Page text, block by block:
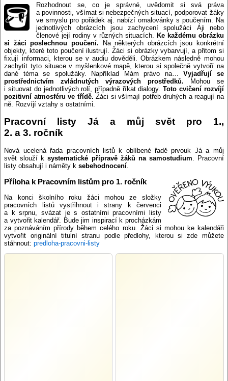
Rozhodnout se, co je správné, uvědomit si svá práva
a povinnosti, všímat si nebezpečných situací, podporovat žáky
ve smyslu pro pořádek aj. nabízí omalovánky s poučením. Na
jednotlivých obrázcích jsou zachycení spolužáci Áji nebo
členové její rodiny v různých situacích.
Ke každému obrázku
si žáci poslechnou poučení. Na některých obrázcích jsou konkrétní
objekty, které toto poučení ilustrují. Žáci si obrázky vybarvují, a přitom si
fixují informaci, kterou se v audiu dověděli. Obrázkem následně mohou
zachytit tyto situace v myšlenkové mapě, kterou si společně vytvoří na
dané téma se spolužáky. Například Mám právo na…Vyjadřují se
prostřednictvím zvládnutých výrazových prostředků. Mohou se
i situovat do jednotlivých rolí, případně říkat dialogy.Toto cvičení rozvíjí
pozitivní atmosféru ve třídě. Žáci si všímají potřeb druhých a reagují na
ně. Rozvíjí vztahy s ostatními.
Pracovní listy Já a můj svět pro 1.,
2. a 3. ročník
Nová ucelená řada pracovních listů k oblíbené řadě prvouk Já a můj
svět slouží ksystematické přípravě žáků na samostudium . Pracovní
listy obsahují i náměty ksebehodnocení
Příloha k Pracovním listům pro 1. ročník
Na konci školního roku žáci mohou ze složky
pracovních listů vystřihnout i strany k červenci
a k srpnu, svázat je s ostatními pracovními listy
a vytvořit kalendář. Bude jim inspirací k procházkám
za poznáváním přírody během celého roku. Žáci si mohou ke kalendáři
vytvořit originální titulní stranu podle předlohy, kterou si zde můžete
stáhnout:predloha-pracovni-listy